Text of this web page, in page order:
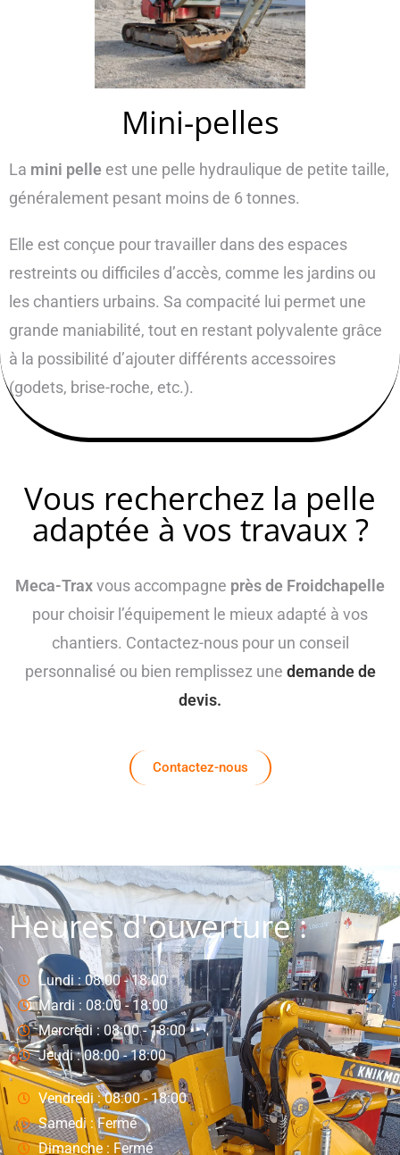
Mini-pelles
La mini pelle est une pelle hydraulique de petite taille,
généralement pesant moins de 6 tonnes.
Elle est conçue pour travailler dans des espaces
restreints ou difficiles d’accès, comme les jardins ou
les chantiers urbains. Sa compacité lui permet une
grande maniabilité, tout en restant polyvalente grâce
à la possibilité d’ajouter différents accessoires
(godets, brise-roche, etc.).
Vous recherchez la pelle
adaptée à vos travaux ?
Meca-Traxvous accompagne près de Froidchapelle
pour choisir l’équipement le mieux adapté à vos
chantiers. Contactez-nous pour un conseil
personnalisé ou bien remplissez une demande de
devis.
Contactez-nous
Heures d'ouverture :
Lundi : 08:00 - 18:00
Mardi : 08:00 - 18:00
Mercredi : 08:00 - 18:00
Jeudi : 08:00 - 18:00
Vendredi : 08:00 - 18:00
Samedi : Fermé
Dimanche : Fermé